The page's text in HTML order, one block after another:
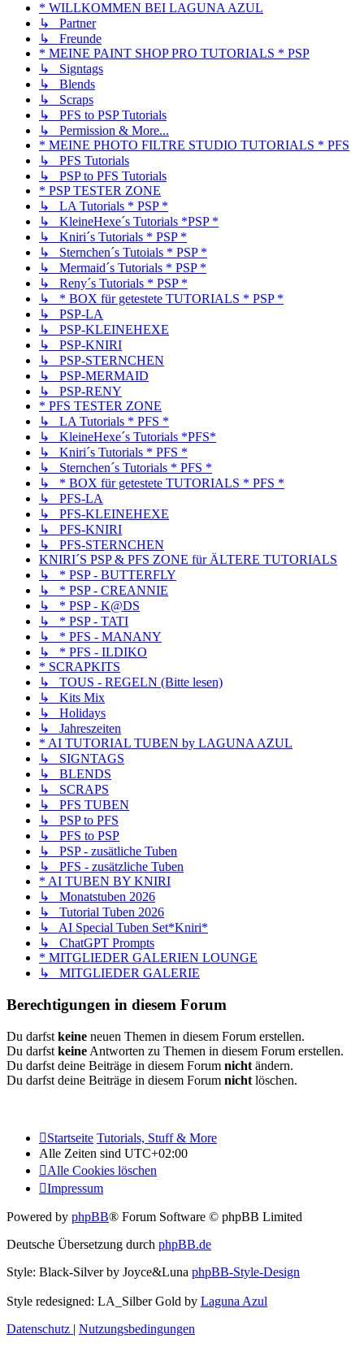
* WILLKOMMEN BEI LAGUNA AZUL
↳ Partner
↳ Freunde
* MEINE PAINT SHOP PRO TUTORIALS * PSP
↳ Signtags
↳ Blends
↳ Scraps
↳ PFS to PSP Tutorials
↳ Permission & More...
* MEINE PHOTO FILTRE STUDIO TUTORIALS * PFS
↳ PFS Tutorials
↳ PSP to PFS Tutorials
* PSP TESTER ZONE
↳ LA Tutorials * PSP *
↳ KleineHexe´s Tutorials *PSP *
↳ Kniri´s Tutorials * PSP *
↳ Sternchen´s Tutoials * PSP *
↳ Mermaid´s Tutorials * PSP *
↳ Reny´s Tutorials * PSP *
↳ * BOX für getestete TUTORIALS * PSP *
↳ PSP-LA
↳ PSP-KLEINEHEXE
↳ PSP-KNIRI
↳ PSP-STERNCHEN
↳ PSP-MERMAID
↳ PSP-RENY
* PFS TESTER ZONE
↳ LA Tutorials * PFS *
↳ KleineHexe´s Tutorials *PFS*
↳ Kniri´s Tutorials * PFS *
↳ Sternchen´s Tutorials * PFS *
↳ * BOX für getestete TUTORIALS * PFS *
↳ PFS-LA
↳ PFS-KLEINEHEXE
↳ PFS-KNIRI
↳ PFS-STERNCHEN
KNIRI´S PSP & PFS ZONE für ÄLTERE TUTORIALS
↳ * PSP - BUTTERFLY
↳ * PSP - CREANNIE
↳ * PSP - K@DS
↳ * PSP - TATI
↳ * PFS - MANANY
↳ * PFS - ILDIKO
* SCRAPKITS
↳ TOUS - REGELN (Bitte lesen)
↳ Kits Mix
↳ Holidays
↳ Jahreszeiten
* AI TUTORIAL TUBEN by LAGUNA AZUL
↳ SIGNTAGS
↳ BLENDS
↳ SCRAPS
↳ PFS TUBEN
↳ PSP to PFS
↳ PFS to PSP
↳ PSP - zusätliche Tuben
↳ PFS - zusätzliche Tuben
* AI TUBEN BY KNIRI
↳ Monatstuben 2026
↳ Tutorial Tuben 2026
↳ AI Special Tuben Set*Kniri*
↳ ChatGPT Prompts
* MITGLIEDER GALERIEN LOUNGE
↳ MITGLIEDER GALERIE
Berechtigungen in diesem Forum
Du darfst keine neuen Themen in diesem Forum erstellen.
Du darfst keine Antworten zu Themen in diesem Forum erstellen.
Du darfst deine Beiträge in diesem Forum nicht ändern.
Du darfst deine Beiträge in diesem Forum nicht löschen.
Startseite Tutorials, Stuff & More
Alle Zeiten sind UTC+02:00
Alle Cookies löschen
Impressum
Powered by phpBB® Forum Software © phpBB Limited
Deutsche Übersetzung durch phpBB.de
Style: Black-Silver by Joyce&Luna phpBB-Style-Design
Style redesigned: LA_Silber Gold by Laguna Azul
Datenschutz | Nutzungsbedingungen